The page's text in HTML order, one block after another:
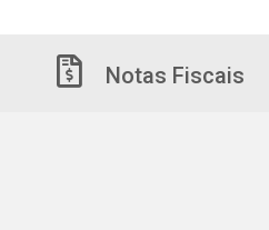
Notas Fiscais